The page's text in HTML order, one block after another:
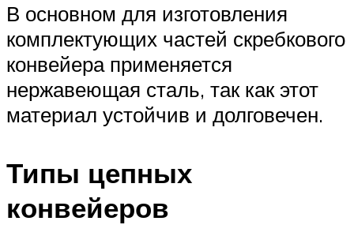
В основном для изготовления
комплектующих частей скребкового
конвейера применяется
нержавеющая сталь, так как этот
материал устойчив и долговечен.
Типы цепных
конвейеров